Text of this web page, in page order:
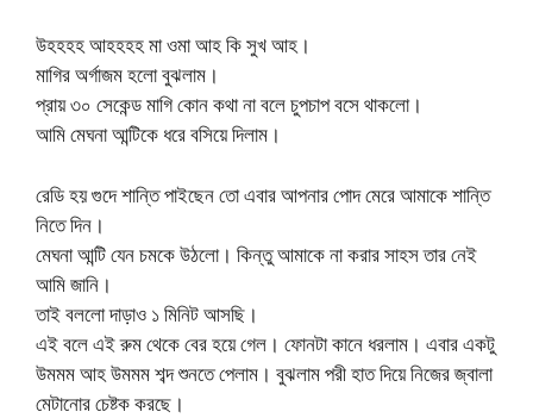
উহহহহ আহহহহ মা ওমা আহ কি সুখ আহ।
মাগির অর্গাজম হলো বুঝলাম।
প্রায় ৩০ সেকেন্ড মাগি কোন কথা না বলে চুপচাপ বসে থাকলো।
আমি মেঘনা আন্টিকে ধরে বসিয়ে দিলাম।
রেডি হয় গুদে শান্তি পাইছেন তো এবার আপনার পোদ মেরে আমাকে শান্তি
নিতে দিন।
মেঘনা আন্টি যেন চমকে উঠলো। কিন্তু আমাকে না করার সাহস তার নেই
আমি জানি।
তাই বললো দাড়াও ১ মিনিট আসছি।
এই বলে এই রুম থেকে বের হয়ে গেল। ফোনটা কানে ধরলাম। এবার একটু
উমমম আহ উমমম শব্দ শুনতে পেলাম। বুঝলাম পরী হাত দিয়ে নিজের জ্বালা
মেটানোর চেষ্টক করছে।